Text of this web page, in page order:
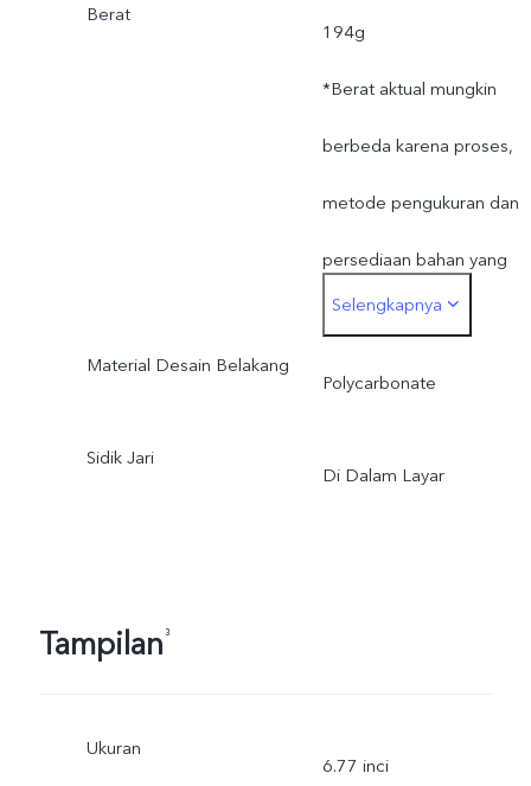
metode pengukuran dan
persediaan bahan yang
bervariasi.
Berat
194g
*Berat aktual mungkin
berbeda karena proses,
metode pengukuran dan
persediaan bahan yang
bervariasi.
Selengkapnya
Material Desain Belakang
Polycarbonate
Sidik Jari
Di Dalam Layar
Tampilan³
Ukuran
6.77 inci